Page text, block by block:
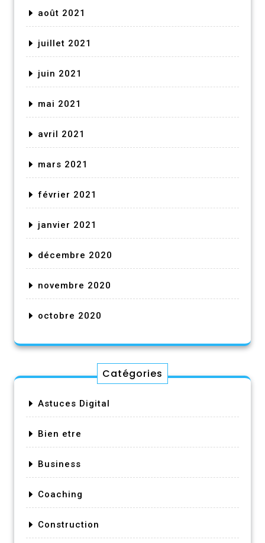
août 2021
juillet 2021
juin 2021
mai 2021
avril 2021
mars 2021
février 2021
janvier 2021
décembre 2020
novembre 2020
octobre 2020
Catégories
Astuces Digital
Bien etre
Business
Coaching
Construction